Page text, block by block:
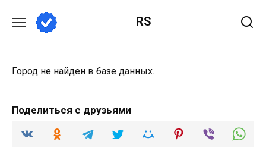
содержанию
RS
Город не найден в базе данных.
Поделиться с друзьями